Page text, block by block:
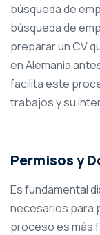
búsqueda de
búsqueda de
preparar un CV
en Alemania
facilita este
trabajos y su
Permisos y
Es fundamental
necesarios para
proceso es más